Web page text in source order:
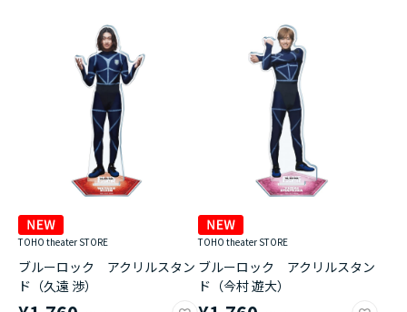
TOHO theater STORE
ブルーロック アクリルスタン
ド（久遠 渉）
TOHO theater STORE
ブルーロック アクリルスタン
ド（今村 遊大）